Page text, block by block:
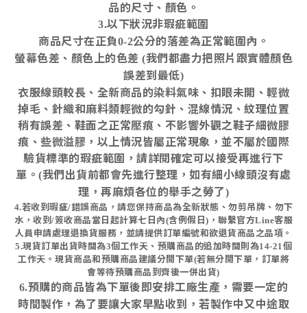
品的尺寸、顏色。
3.以下狀況非瑕疵範圍
商品尺寸在正負0-2公分的落差為正常範圍內。
螢幕色差 、 顏色上的色差 (我們都盡力把照片跟實體顏色
誤差到最低)
衣服線頭較長、全新商品的染料氣味、扣眼未開、輕微
掉毛、針織和麻料類輕微的勾針、混線情況、紋理位置
稍有誤差、鞋面之正常壓痕、不影響外觀之鞋子細微膠
痕、些微溢膠，以上情況皆屬正常現象，並不屬於國際
驗貨標準的瑕疵範圍，請詳閱確定可以接受再進行下
單。(我們出貨前都會先進行整理，如有細小線頭沒有處
理，再麻煩各位的舉手之勞了)
4.若收到瑕疵/錯誤商品，請您保持商品為全新狀態、勿剪吊牌、勿下
水，收到 /簽收商品當日起計算七日內(含例假日 ) ，聯繫官方Line客服
人員申請處理退換貨服務，並請提供訂單編號和欲退貨商品之品項。
5.現貨訂單出貨時間為3個工作天、預購商品的追加時間則為14-21個
工作天。現貨商品和預購商品建議分開下單(若無分開下單，訂單將
會等待預購商品到齊後一併出貨)
6.預購的商品皆為下單後即安排工廠生產，需要一定的
時間製作，為了要讓大家早點收到，若製作中又中途取